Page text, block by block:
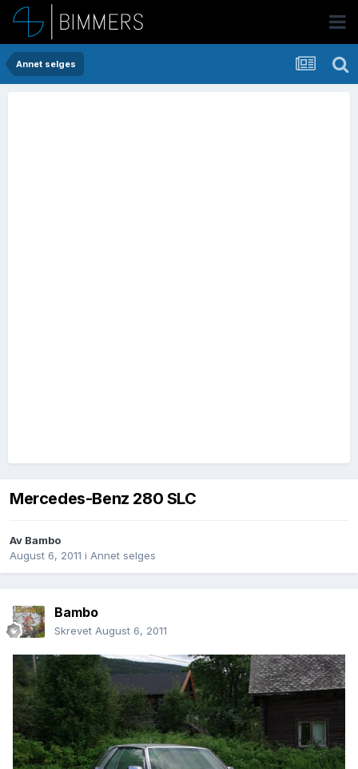
Annet selges
Mercedes-Benz 280 SLC
Av Bambo
August 6, 2011 i Annet selges
Bambo
Skrevet August 6, 2011